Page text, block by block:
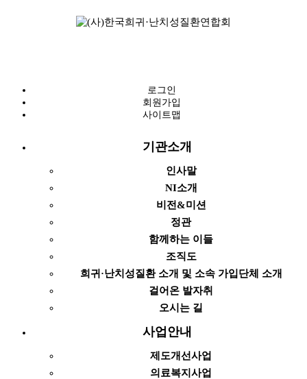
로그인
회원가입
사이트맵
기관소개
인사말
NI소개
비전&미션
정관
함께하는 이들
조직도
희귀·난치성질환 소개 및 소속 가입단체 소개
걸어온 발자취
오시는 길
사업안내
제도개선사업
의료복지사업